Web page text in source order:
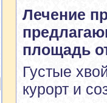
Лечение
площадь
Густые
курорт и